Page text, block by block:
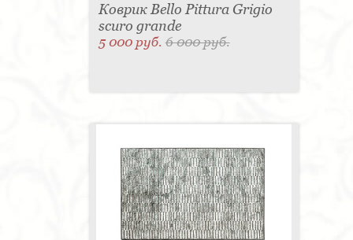
Коврик Bello Pittura Grigio
scuro grande
5 000 руб.6 000 руб.